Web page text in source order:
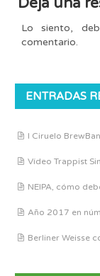
Lo siento,
comentario.
ENTRADAS
I Ciruelo
Vídeo Trappist
NEIPA, cómo
Año 2017 en
Berliner Weisse